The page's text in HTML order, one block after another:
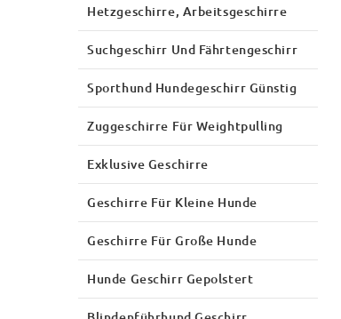
Hetzgeschirre, Arbeitsgeschirre
Suchgeschirr Und Fährtengeschirr
Sporthund Hundegeschirr Günstig
Zuggeschirre Für Weightpulling
Exklusive Geschirre
Geschirre Für Kleine Hunde
Geschirre Für Große Hunde
Hunde Geschirr Gepolstert